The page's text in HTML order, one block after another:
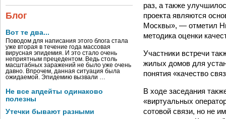
Блог
Вот те два...
Поводом для написания этого блога стала
уже вторая в течение года массовая
вирусная эпидемия. И это стало очень
неприятным прецедентом. Ведь столь
масштабных заражений не было уже очень
давно. Впрочем, данная ситуация была
ожидаемой. Эпидемию вызвали …
Не все апдейты одинаково
полезны
Утечки бывают разными
раз, а также
проекта являются
Москвы», — отметил
методика оценки
Участники встречи
жилых домов для
понятия «качество
В ходе заседания
«виртуальных
сотовой связи, но не